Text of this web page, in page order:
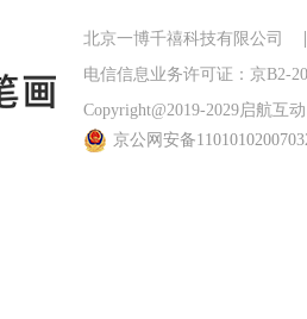
北京一博千禧科技有限公司
电信信息业务许可证：京B2-
Copyright@2019-2029启航互
京公网安备